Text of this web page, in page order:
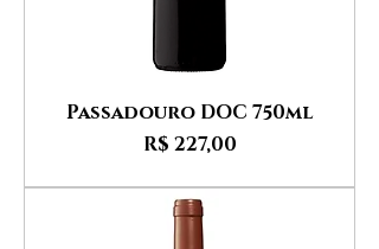
Passadouro DOC 750ml
Preço
R$ 227,00